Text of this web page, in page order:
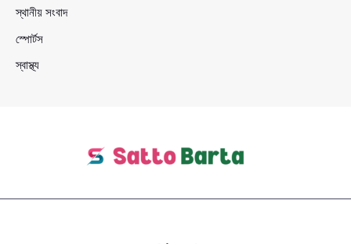
স্থানীয় সংবাদ
স্পোর্টস
স্বাস্থ্য